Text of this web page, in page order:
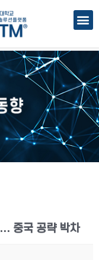
중국 공략 박차